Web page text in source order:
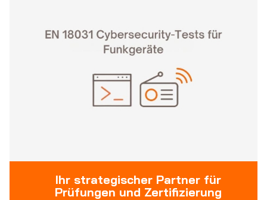
Ihr strategischer Partner für
Prüfungen und Zertifizierung